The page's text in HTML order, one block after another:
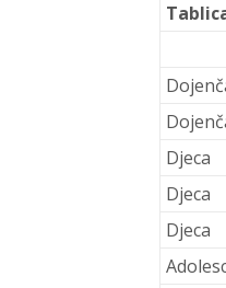
Djeca
Djeca
Djeca